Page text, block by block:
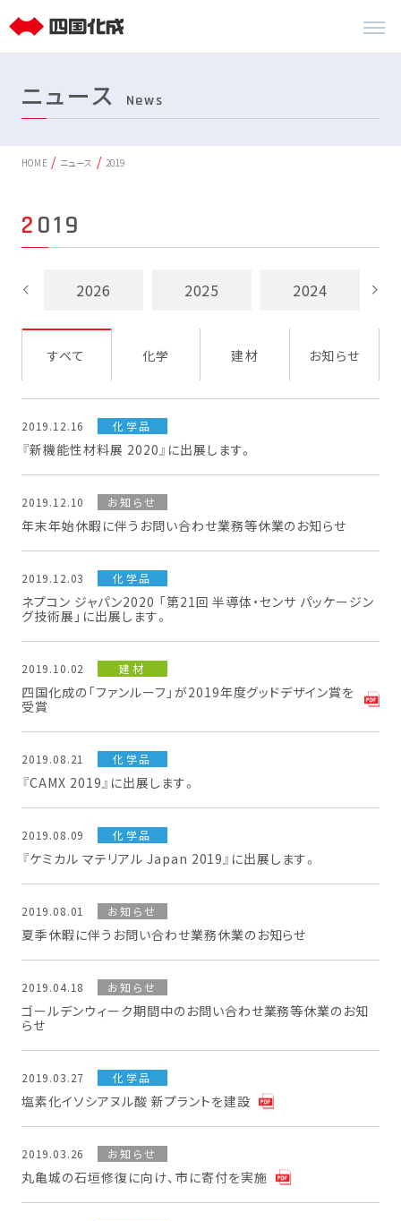
ニュース News
HOME ニュース 2019
2019
2026 2025 2024
すべて 化学 建材 お知らせ
2019.12.16 化学品
『新機能性材料展 2020』に出展します。
2019.12.10 お知らせ
年末年始休暇に伴うお問い合わせ業務等休業のお知らせ
2019.12.03 化学品
ネプコン ジャパン2020 「第21回 半導体・センサ パッケージン
グ技術展」に出展します。
2019.10.02 建材
四国化成の「ファンルーフ」が2019年度グッドデザイン賞を
受賞
2019.08.21 化学品
『CAMX 2019』に出展します。
2019.08.09 化学品
『ケミカル マテリアル Japan 2019』に出展します。
2019.08.01 お知らせ
夏季休暇に伴うお問い合わせ業務休業のお知らせ
2019.04.18 お知らせ
ゴールデンウィーク期間中のお問い合わせ業務等休業のお知
らせ
2019.03.27 化学品
塩素化イソシアヌル酸 新プラントを建設
2019.03.26 お知らせ
丸亀城の石垣修復に向け、市に寄付を実施